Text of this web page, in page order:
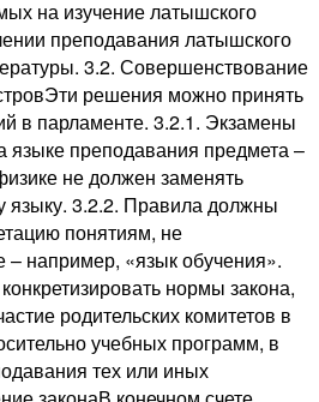
на изучение латышского
преподавания латышского
3.2. Совершенствование
решения можно принять
в парламенте. 3.2.1. Экзамены
языке преподавания предмета –
не должен заменять
языку. 3.2.2. Правила должны
понятиям, не
например, «язык обучения».
нормы закона,
родительских комитетов в
учебных программ, в
тех или иных